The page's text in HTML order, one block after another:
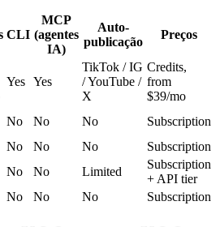
CLI
MCP
(agentes
IA)
Auto-
publicação
Preços
Yes Yes
TikTok / IG
/ YouTube /
X
Credits,
from
$39/mo
No No No
Subscription
No No No
Subscription
No No Limited
Subscription
+ API tier
No No No Subscription